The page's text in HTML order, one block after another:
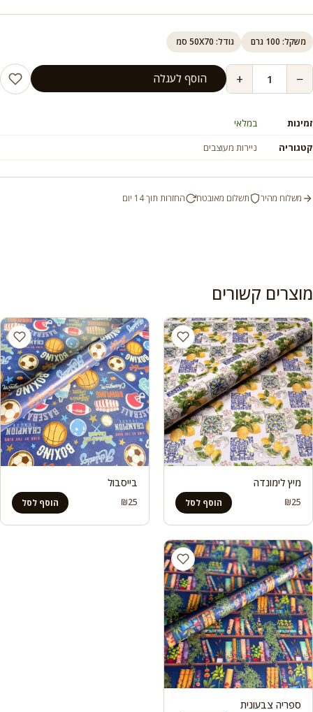
משקל: 100 גרם גודל: 50X70 סמ
−
+ הוסף לעגלה
זמינות
במלאי
קטגוריה
ניירות מעוצבים
משלוח מהיר תשלום מאובטח החזרות תוך 14 יום
מוצרים קשורים
מיץ לימונדה
₪25 הוסף לסל
בייסבול
₪25 הוסף לסל
ספריה צבעונית